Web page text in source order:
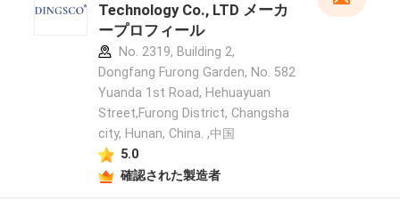
Technology Co., LTD メーカ
ープロフィール
No. 2319, Building 2,
Dongfang Furong Garden, No. 582
Yuanda 1st Road, Hehuayuan
Street,Furong District, Changsha
city, Hunan, China. ,中国
5.0
確認された製造者